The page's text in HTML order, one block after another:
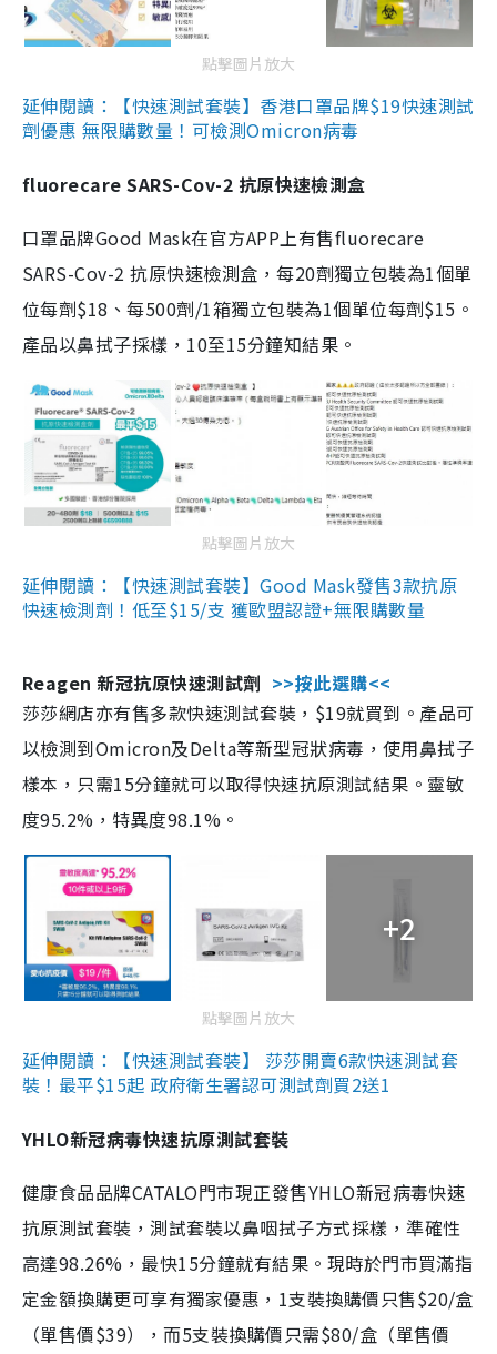
點擊圖片放大
延伸閱讀：【快速測試套裝】香港口罩品牌$19快速測試
劑優惠 無限購數量！可檢測Omicron病毒
fluorecare SARS-Cov-2 抗原快速檢測盒
口罩品牌Good Mask在官方APP上有售fluorecare
SARS-Cov-2 抗原快速檢測盒，每20劑獨立包裝為1個單
位每劑$18、每500劑/1箱獨立包裝為1個單位每劑$15。
產品以鼻拭子採樣，10至15分鐘知結果。
點擊圖片放大
延伸閱讀：【快速測試套裝】Good Mask發售3款抗原
快速檢測劑！低至$15/支 獲歐盟認證+無限購數量
Reagen 新冠抗原快速測試劑 >>按此選購<<
莎莎網店亦有售多款快速測試套裝，$19就買到。產品可
以檢測到Omicron及Delta等新型冠狀病毒，使用鼻拭子
樣本，只需15分鐘就可以取得快速抗原測試結果。靈敏
度95.2%，特異度98.1%。
+2
點擊圖片放大
延伸閱讀：【快速測試套裝】 莎莎開賣6款快速測試套
裝！最平$15起 政府衛生署認可測試劑買2送1
YHLO新冠病毒快速抗原測試套裝
健康食品品牌CATALO門市現正發售YHLO新冠病毒快速
抗原測試套裝，測試套裝以鼻咽拭子方式採樣，準確性
高達98.26%，最快15分鐘就有結果。現時於門市買滿指
定金額換購更可享有獨家優惠，1支裝換購價只售$20/盒
（單售價$39），而5支裝換購價只需$80/盒（單售價